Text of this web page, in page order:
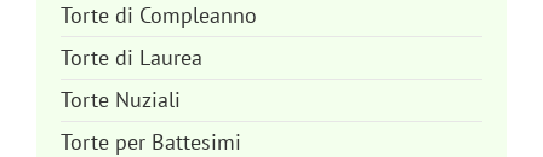
Torte di Compleanno
Torte di Laurea
Torte Nuziali
Torte per Battesimi